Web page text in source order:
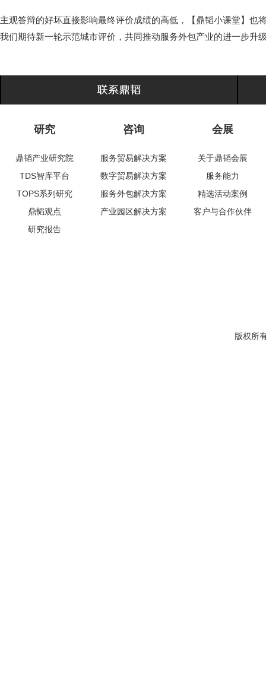
主观答辩的好坏直接影响最终评价成绩的高低，【鼎韬小课堂】也
我们期待新一轮示范城市评价，共同推动服务外包产业的进一步升
研究
鼎韬产业研究院
TDS智库平台
TOPS系列研究
鼎韬观点
研究报告
咨询
服务贸易解决方案
数字贸易解决方案
服务外包解决方案
产业园区解决方案
会展
关于鼎韬会展
服务能力
精选活动案例
客户与合作伙伴
版权所